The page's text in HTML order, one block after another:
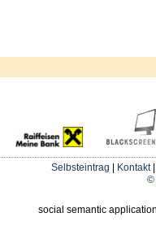
Selbsteintrag Kontakt
©
social semantic